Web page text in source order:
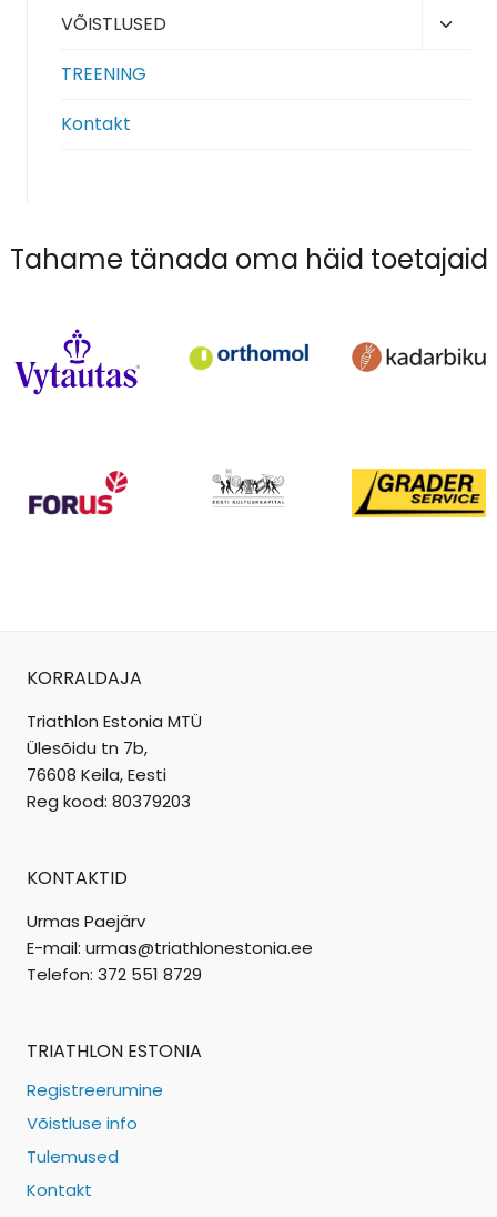
menu
VÕISTLUSED
TREENING
Kontakt
Tahame tänada oma häid toetajaid
KORRALDAJA
Triathlon Estonia MTÜ
Ülesõidu tn 7b,
76608 Keila, Eesti
Reg kood: 80379203
KONTAKTID
Urmas Paejärv
E-mail: urmas@triathlonestonia.ee
Telefon: 372 551 8729
TRIATHLON ESTONIA
Registreerumine
Võistluse info
Tulemused
Kontakt